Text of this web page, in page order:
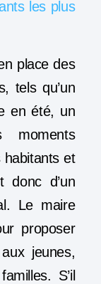
les plus
place des
tels qu’un
en été, un
habitants et
donc d’un
Le maire
proposer
jeunes,
S’il